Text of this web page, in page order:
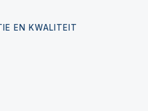
EN KWALITEIT